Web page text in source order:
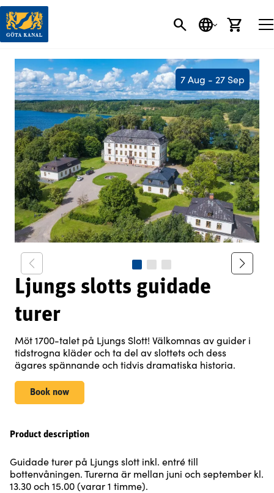
SEARCH
LANGUAGE
CART
7 Aug - 27 Sep
Ljungs slotts guidade
turer
Möt 1700-talet på Ljungs Slott! Välkomnas av guider i
tidstrogna kläder och ta del av slottets och dess
ägares spännande och tidvis dramatiska historia.
Book now
Product description
Guidade turer på Ljungs slott inkl. entré till
bottenvåningen. Turerna är mellan juni och september kl.
13.30 och 15.00 (varar 1 timme).